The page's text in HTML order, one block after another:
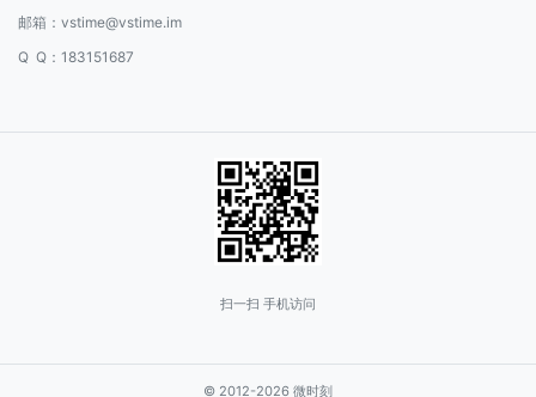
邮箱： vstime@vstime.im
Q Q：183151687
扫一扫 手机访问
© 2012-2026 微时刻